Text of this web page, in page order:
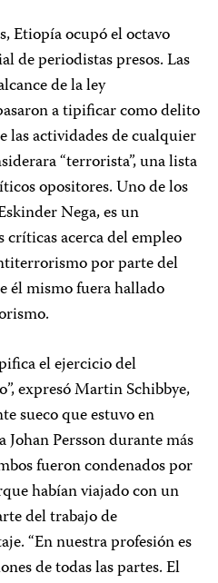
Etiopía ocupó el octavo
de periodistas presos. Las
de la ley
a tipificar como delito
las actividades de cualquier
“terrorista”, una lista
opositores. Uno de los
Nega, es un
acerca del empleo
por parte del
él mismo fuera hallado
el ejercicio del
expresó Martin Schibbye,
sueco que estuvo en
Persson durante más
fueron condenados por
habían viajado con un
del trabajo de
“En nuestra profesión es
de todas las partes. El